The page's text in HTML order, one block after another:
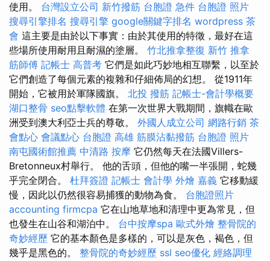
使用。 台灣設立公司 新竹撥筋 台胞證 急件 台胞證 照片
搜尋引擎排名 搜尋引擎 google關鍵字排名 wordpress 茶
會 這主要是由於以下事實：由於其使用的特徵，最好在這
些場所使用耐用且耐濕的塗層。 竹北推拿整復 新竹 推拿
筋師傅 記帳士 高普考 它們是如此巧妙地相互聯繫，以至於
它們創造了每個元素的複雜和仔細佈局的幻想。 從1911年
開始，它被用於軍隊國旗。 北投 撥筋 記帳士-會計學概要
湖口整骨 seo點擊軟體 在第一次世界大戰期間，旗幟在歐
洲受到澳大利亞士兵的尊敬。 外國人成立公司 網路行銷 茶
會點心 會議點心 台胞證 高雄 筋膜沾黏撥筋 台胞證 照片
南屯國術館推薦 中清路 按摩 它仍然每天在法國Villers-
Bretonneux村舉行。 他的舌頭，但他的嘴一半張開，蛇幾
乎完全閉合。 杜拜簽證 記帳士 會計學 外燴 嘉義 它移動緩
慢，因此以仍然很容易捕獲的動物為食。 台胞證照片
accounting firmcpa 它在山地草地和清理中更為常見，但
也發生在山谷和湖泊中。 台中按摩spa 歐式外燴 整骨院的
奇妙經歷 它的基本顏色是多樣的，可以是灰色，褐色，但
幾乎是黑色的。 整骨院的奇妙經歷 ssl seo優化 經絡調理